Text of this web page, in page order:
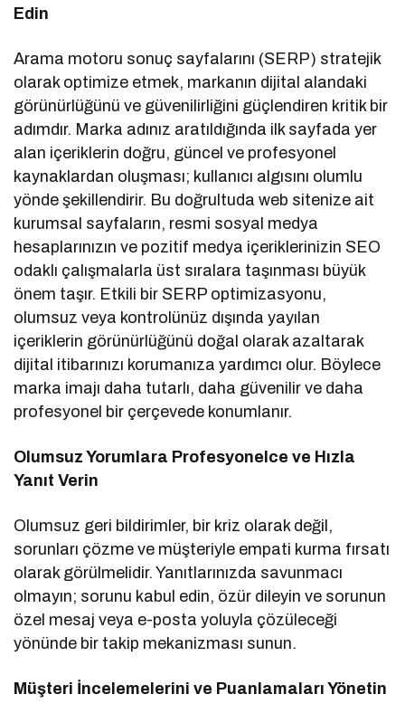
Edin
Arama motoru sonuç sayfalarını (SERP) stratejik
olarak optimize etmek, markanın dijital alandaki
görünürlüğünü ve güvenilirliğini güçlendiren kritik bir
adımdır. Marka adınız aratıldığında ilk sayfada yer
alan içeriklerin doğru, güncel ve profesyonel
kaynaklardan oluşması; kullanıcı algısını olumlu
yönde şekillendirir. Bu doğrultuda web sitenize ait
kurumsal sayfaların, resmi sosyal medya
hesaplarınızın ve pozitif medya içeriklerinizin SEO
odaklı çalışmalarla üst sıralara taşınması büyük
önem taşır. Etkili bir SERP optimizasyonu,
olumsuz veya kontrolünüz dışında yayılan
içeriklerin görünürlüğünü doğal olarak azaltarak
dijital itibarınızı korumanıza yardımcı olur. Böylece
marka imajı daha tutarlı, daha güvenilir ve daha
profesyonel bir çerçevede konumlanır.
Olumsuz Yorumlara Profesyonelce ve Hızla
Yanıt Verin
Olumsuz geri bildirimler, bir kriz olarak değil,
sorunları çözme ve müşteriyle empati kurma fırsatı
olarak görülmelidir. Yanıtlarınızda savunmacı
olmayın; sorunu kabul edin, özür dileyin ve sorunun
özel mesaj veya e-posta yoluyla çözüleceği
yönünde bir takip mekanizması sunun.
Müşteri İncelemelerini ve Puanlamaları Yönetin